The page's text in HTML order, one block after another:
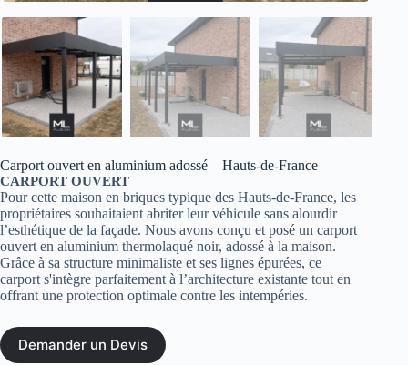
Carport ouvert en aluminium adossé – Hauts-de-France
CARPORT OUVERT
Pour cette maison en briques typique des Hauts-de-France, les
propriétaires souhaitaient abriter leur véhicule sans alourdir
l’esthétique de la façade. Nous avons conçu et posé un carport
ouvert en aluminium thermolaqué noir, adossé à la maison.
Grâce à sa structure minimaliste et ses lignes épurées, ce
carport s'intègre parfaitement à l’architecture existante tout en
offrant une protection optimale contre les intempéries.
Demander un Devis